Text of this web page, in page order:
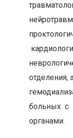
отделения,
больных с
органами.